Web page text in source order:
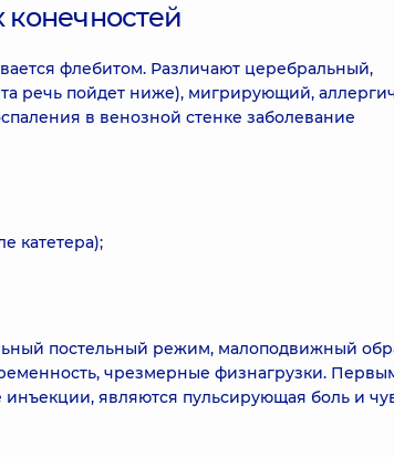
флебитом. Различают церебральный,
речь пойдет ниже), мигрирующий,
в венозной стенке заболевание
катетера);
постельный режим, малоподвижный
чрезмерные физнагрузки.
являются пульсирующая боль и